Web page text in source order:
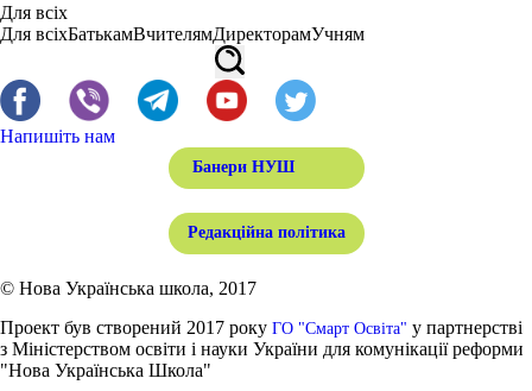
Для всіх
Для всіхБатькамВчителямДиректорамУчням
Напишіть нам
Банери НУШ
Редакційна політика
© Нова Українська школа, 2017
Проект був створений 2017 року ГО "Смарт Освіта" у партнерстві
з Міністерством освіти і науки України для комунікації реформи
"Нова Українська Школа"